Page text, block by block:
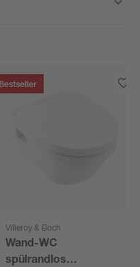
Bestseller
Villeroy & Boch
Wand-WC
spülrandlos